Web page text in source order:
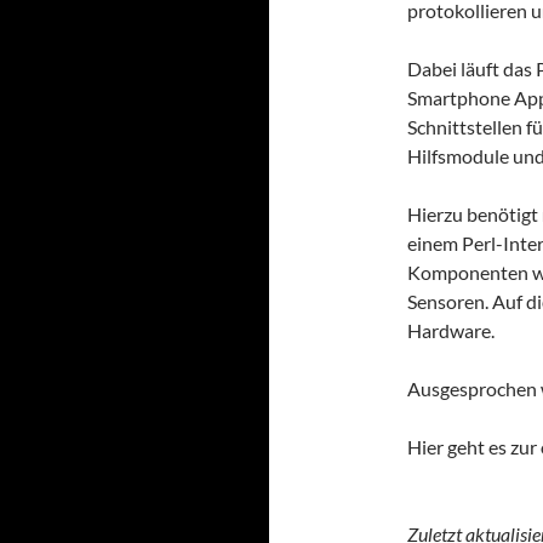
protokollieren
Dabei läuft das
Smartphone
Schnittstellen
Hilfsmodule
Hierzu benötigt
einem Perl-
Komponenten
Sensoren. Auf
Hardware.
Ausgesprochen
Hier geht es
Zuletzt